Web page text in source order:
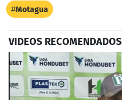
Motagua
VIDEOS RECOMENDADOS